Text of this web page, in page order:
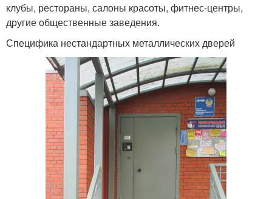
клубы, рестораны, салоны красоты, фитнес-центры,
другие общественные заведения.
Специфика нестандартных металлических дверей